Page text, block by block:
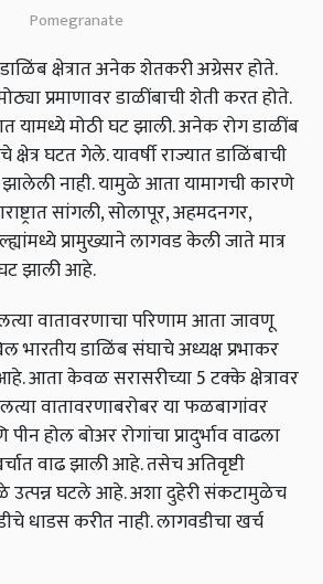
Pomegranate
डाळिंब क्षेत्रात अनेक शेतकरी अग्रेसर होते.
प्रमाणावर डाळींबाची शेती करत होते.
यामध्ये मोठी घट झाली. अनेक रोग डाळींब
घटत गेले. यावर्षी राज्यात डाळिंबाची
नाही. यामुळे आता यामागची कारणे
सांगली, सोलापूर, अहमदनगर,
प्रामुख्याने लागवड केली जाते मात्र
झाली आहे.
वातावरणाचा परिणाम आता जावणू
डाळिंब संघाचे अध्यक्ष प्रभाकर
आता केवळ सरासरीच्या 5 टक्के क्षेत्रावर
वातावरणाबरोबर या फळबागांवर
होल बोअर रोगांचा प्रादुर्भाव वाढला
वाढ झाली आहे. तसेच अतिवृष्टी
उत्पन्न घटले आहे. अशा दुहेरी संकटामुळेच
धाडस करीत नाही. लागवडीचा खर्च